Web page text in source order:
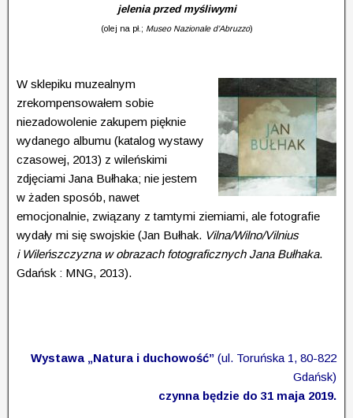
jelenia przed myśliwymi
(olej na pł.; Museo Nazionale d’Abruzzo)
W sklepiku muzealnym
zrekompensowałem sobie
niezadowolenie zakupem pięknie
wydanego albumu (katalog wystawy
czasowej, 2013) z wileńskimi
zdjęciami Jana Bułhaka; nie jestem
w żaden sposób, nawet
emocjonalnie, związany z tamtymi ziemia­mi, ale fotografie
wydały mi się swojskie (Jan Bułhak. Vilna/Wilno/Vilnius
i Wileń­szczyz­na w obrazach foto­gra­ficz­nych Jana Bułhaka.
Gdańsk : MNG, 2013).
Wystawa „Natura i duchowość” (ul. Toruńska 1, 80-822
Gdańsk)
czynna będzie do 31 maja 2019.